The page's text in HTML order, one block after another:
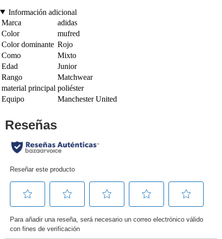
Información adicional
Marca
adidas
Color
mufred
Color dominante Rojo
Como
Mixto
Edad
Junior
Rango
Matchwear
material principal poliéster
Equipo
Manchester United